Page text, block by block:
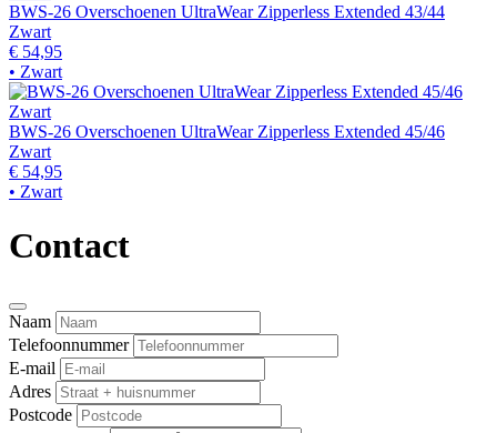
BWS-26 Overschoenen UltraWear Zipperless Extended 43/44
Zwart
€ 54,95
• Zwart
BWS-26 Overschoenen UltraWear Zipperless Extended 45/46
Zwart
€ 54,95
• Zwart
Contact
Naam
Telefoonnummer
E-mail
Adres
Postcode